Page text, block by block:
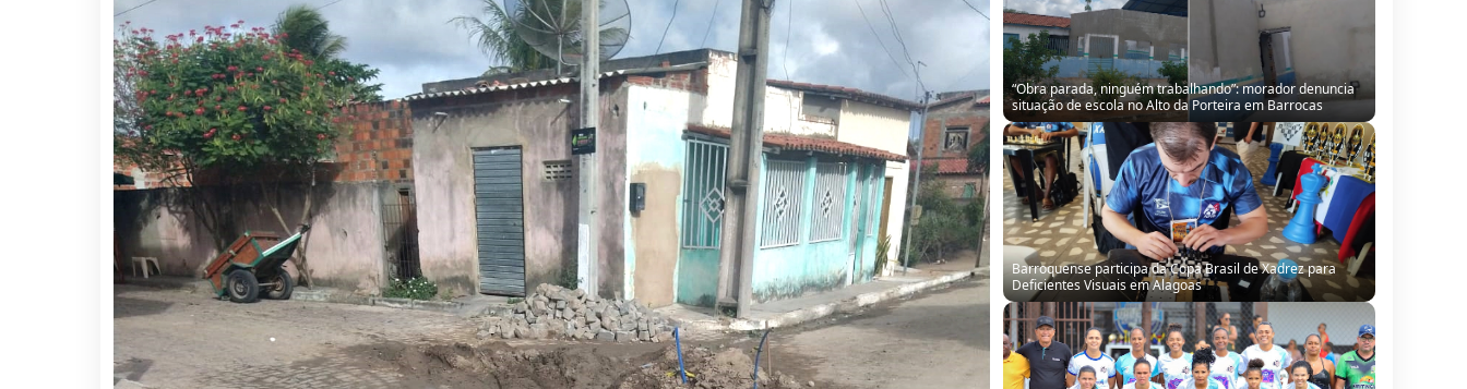
“Obra parada, ninguém trabalhando”: morador denuncia
situação de escola no Alto da Porteira em Barrocas
Barroquense participa da Copa Brasil de Xadrez para
Deficientes Visuais em Alagoas